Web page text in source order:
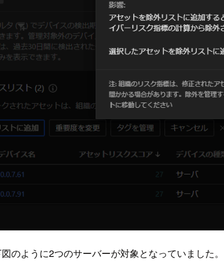
のように2つのサーバーが対象となっていました。